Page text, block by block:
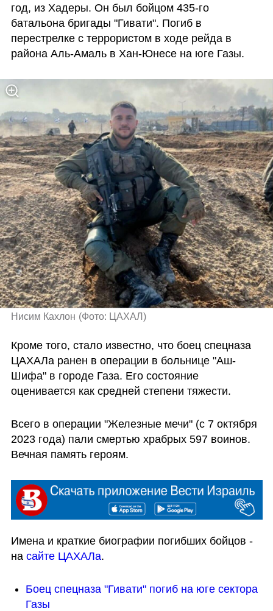
год, из Хадеры. Он был бойцом 435-го
батальона бригады "Гивати". Погиб в
перестрелке с террористом в ходе рейда в
района Аль-Амаль в Хан-Юнесе на юге Газы.
Нисим Кахлон (Фото: ЦАХАЛ)
Кроме того, стало известно, что боец спецназа
ЦАХАЛа ранен в операции в больнице "Аш-
Шифа" в городе Газа. Его состояние
оценивается как средней степени тяжести.
Всего в операции "Железные мечи" (с 7 октября
2023 года) пали смертью храбрых 597 воинов.
Вечная память героям.
Имена и краткие биографии погибших бойцов -
на сайте ЦАХАЛа.
Боец спецназа "Гивати" погиб на юге сектора
Газы